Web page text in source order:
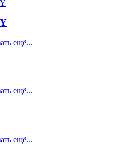
ещё...
ещё...
ещё...